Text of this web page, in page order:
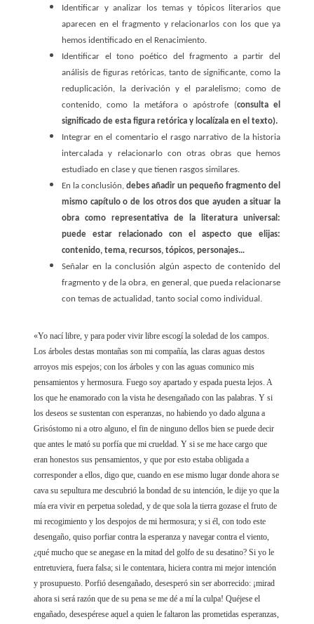
Identificar y analizar los temas y tópicos literarios que
aparecen en el fragmento y relacionarlos con los que ya
hemos identificado en el Renacimiento.
Identificar el tono poético del fragmento a partir del
análisis de figuras retóricas, tanto de significante, como la
reduplicación, la derivación y el paralelismo; como de
contenido, como la metáfora o apóstrofe (consulta el
significado de esta figura retórica y localízala en el texto).
Integrar en el comentario el rasgo narrativo de la historia
intercalada y relacionarlo con otras obras que hemos
estudiado en clase y que tienen rasgos similares.
En la conclusión, debes añadir un pequeño fragmento del
mismo capítulo o de los otros dos que ayuden a situar la
obra como representativa de la literatura universal:
puede estar relacionado con el aspecto que elijas:
contenido, tema, recursos, tópicos, personajes…
Señalar en la conclusión algún aspecto de contenido del
fragmento y de la obra, en general, que pueda relacionarse
con temas de actualidad, tanto social como individual.
«Yo nací libre, y para poder vivir libre escogí la soledad de los campos.
Los árboles destas montañas son mi compañía, las claras aguas destos
arroyos mis espejos; con los árboles y con las aguas comunico mis
pensamientos y hermosura. Fuego soy apartado y espada puesta lejos. A
los que he enamorado con la vista he desengañado con las palabras. Y si
los deseos se sustentan con esperanzas, no habiendo yo dado alguna a
Grisóstomo ni a otro alguno, el fin de ninguno dellos bien se puede decir
que antes le mató su porfía que mi crueldad. Y si se me hace cargo que
eran honestos sus pensamientos, y que por esto estaba obligada a
corresponder a ellos, digo que, cuando en ese mismo lugar donde ahora se
cava su sepultura me descubrió la bondad de su intención, le dije yo que la
mía era vivir en perpetua soledad, y de que sola la tierra gozase el fruto de
mi recogimiento y los despojos de mi hermosura; y si él, con todo este
desengaño, quiso porfiar contra la esperanza y navegar contra el viento,
¿qué mucho que se anegase en la mitad del golfo de su desatino? Si yo le
entretuviera, fuera falsa; si le contentara, hiciera contra mi mejor intención
y prosupuesto. Porfió desengañado, desesperó sin ser aborrecido: ¡mirad
ahora si será razón que de su pena se me dé a mí la culpa! Quéjese el
engañado, desespérese aquel a quien le faltaron las prometidas esperanzas,